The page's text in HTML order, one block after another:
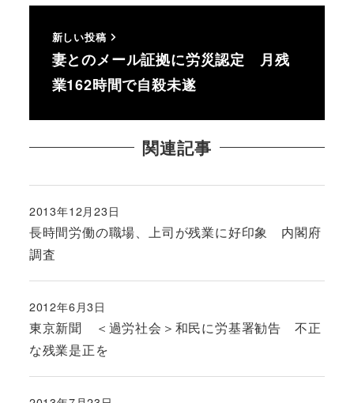
新しい投稿
妻とのメール証拠に労災認定 月残
業162時間で自殺未遂
関連記事
長時間労働の職場、上司が残業に好印象 内閣府
調査
投稿日
2013年12月23日
東京新聞 ＜過労社会＞和民に労基署勧告 不正
な残業是正を
投稿日
2012年6月3日